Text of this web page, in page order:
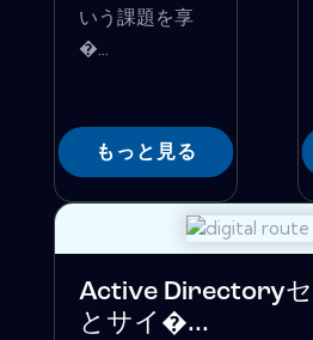
いう課題を享
�...
もっと見る
Active Directoryセ
とサイ�...